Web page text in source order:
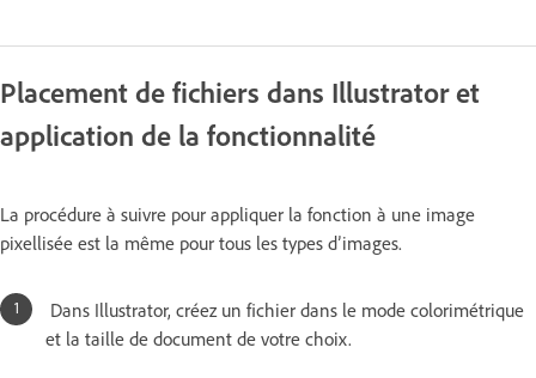
Placement de fichiers dans Illustrator et
application de la fonctionnalité
La procédure à suivre pour appliquer la fonction à une image
pixellisée est la même pour tous les types d’images.
Dans Illustrator, créez un fichier dans le mode colorimétrique
et la taille de document de votre choix.